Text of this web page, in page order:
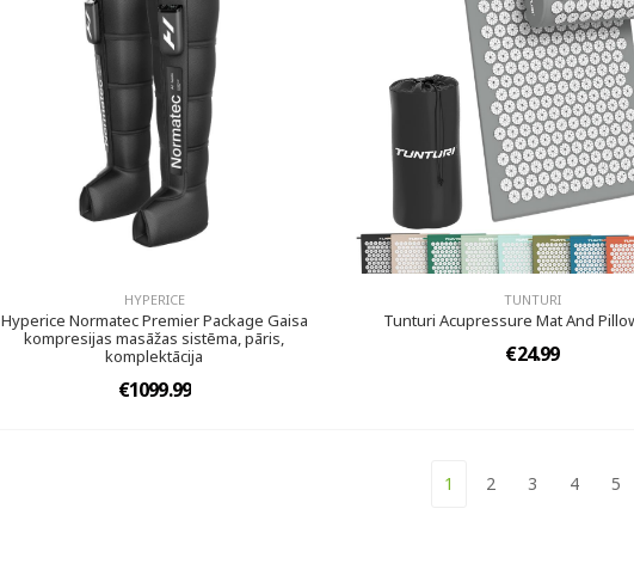
HYPERICE
Hyperice Normatec Premier Package Gaisa
kompresijas masāžas sistēma, pāris,
komplektācija
€1099.99
TUNTURI
Tunturi Acupressure Mat And
€24.99
1 2 3 4 5